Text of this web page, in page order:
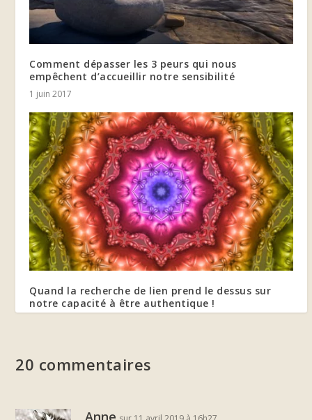
Comment dépasser les 3 peurs qui nous
empêchent d’accueillir notre sensibilité
1 juin 2017
Quand la recherche de lien prend le dessus sur
notre capacité à être authentique !
20 commentaires
Anne